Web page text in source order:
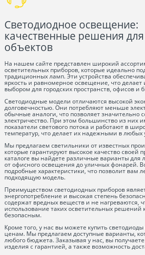
Светодиодное освещение:
качественные решения
объектов
На нашем сайте представлен широкий
осветительных приборов, которые идеально
традиционных ламп. Эти устройства
яркость и равномерное освещение, что
выбором для городских пространств, офисов и
Светодиодные модели отличаются высокой
долговечностью. Они потребляют меньше
обычные аналоги, что позволяет значительно
электричество. При этом большинство из них
показатели светового потока и работают в
температур, что делает их надежными в любых
Мы предлагаем светильники от известных
которые гарантируют высокое качество своей
каталоге вы найдете различные варианты для
от офисного освещения до уличных фонарей.
подробные характеристики, что позволит вам
подходящую модель.
Преимуществом светодиодных приборов
энергопотребление и высокая степень
содержат вредных веществ и не нагреваются,
использование таких осветительных
безопасным.
Кроме того, у нас вы можете купить
ценам. Мы предлагаем доступные варианты,
любого бюджета. Заказывая у нас, вы
изделия с гарантией, а также возможность